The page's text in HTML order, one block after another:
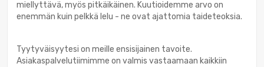
miellyttävä, myös pitkäikäinen. Kuutioidemme arvo on
enemmän kuin pelkkä lelu - ne ovat ajattomia taideteoksia.
Tyytyväisyytesi on meille ensisijainen tavoite.
Asiakaspalvelutiimimme on valmis vastaamaan kaikkiin